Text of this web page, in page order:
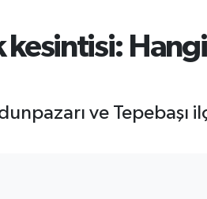
ve Tepebaşı